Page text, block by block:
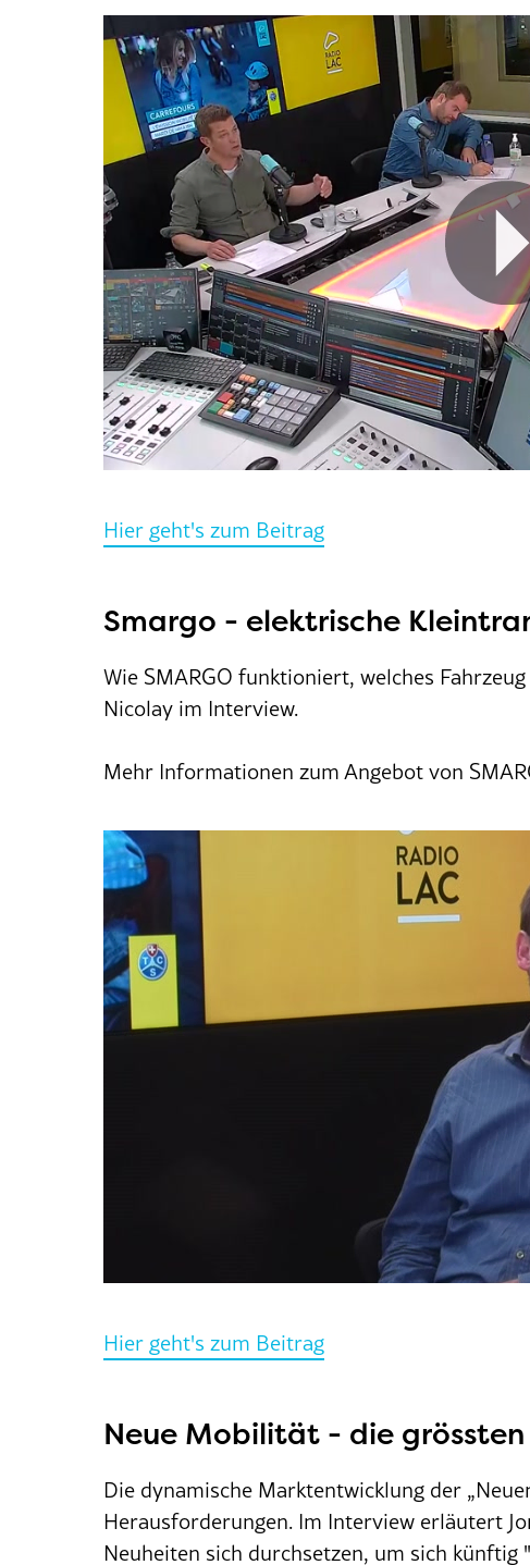
Hier geht's zum Beitrag
Smargo - elektrische
Wie SMARGO funktioniert, welches
Nicolay im Interview.
Mehr Informationen zum Angebot von
Hier geht's zum Beitrag
Neue Mobilität - die
Die dynamische Marktentwicklung der
Herausforderungen. Im Interview erläutert
Neuheiten sich durchsetzen, um sich künftig